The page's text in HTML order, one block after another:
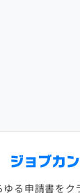
ゆる申請書をク